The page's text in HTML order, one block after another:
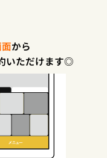
から
いただけます◎